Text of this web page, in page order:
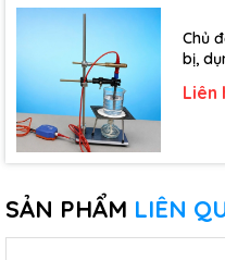
Chủ
bị,
Liên
SẢN PHẨM LIÊN